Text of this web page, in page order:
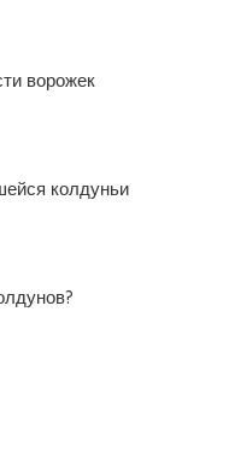
ворожек
колдуньи